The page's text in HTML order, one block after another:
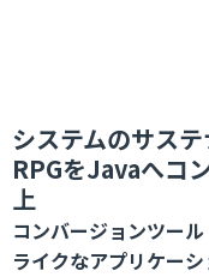
システムのサス
RPGをJavaへコ
上
コンバージョンツー
ライクなアプリケー